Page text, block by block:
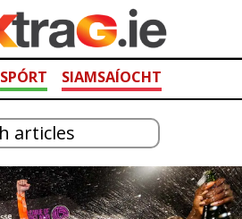
SPÓRT SIAMSAÍOCHT